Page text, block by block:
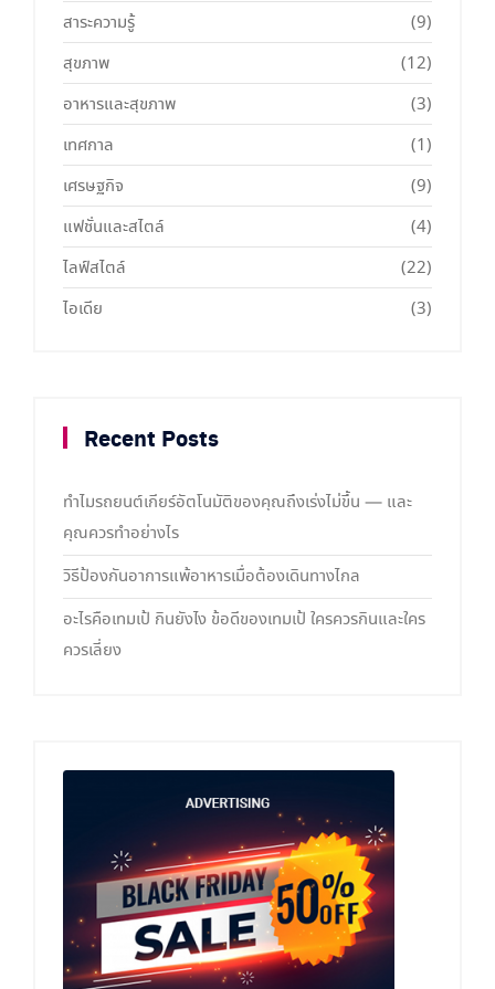
สาระความรู้
(9)
สุขภาพ
(12)
อาหารและสุขภาพ
(3)
เทศกาล
(1)
เศรษฐกิจ
(9)
แฟชั่นและสไตล์
(4)
ไลฟ์สไตล์
(22)
ไอเดีย
(3)
Recent Posts
ทำไมรถยนต์เกียร์อัตโนมัติของคุณถึงเร่งไม่ขึ้น — และ
คุณควรทำอย่างไร
วิธีป้องกันอาการแพ้อาหารเมื่อต้องเดินทางไกล
อะไรคือเทมเป้ กินยังไง ข้อดีของเทมเป้ ใครควรกินและใคร
ควรเลี่ยง